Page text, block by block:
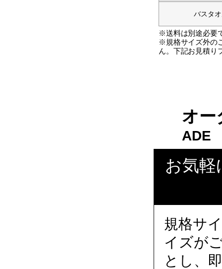
バスタ
※送料は別途必要
※規格サイズ外の
ん。下記お見積り
オ
ADE
お気軽
規格サ
イズが
とし、